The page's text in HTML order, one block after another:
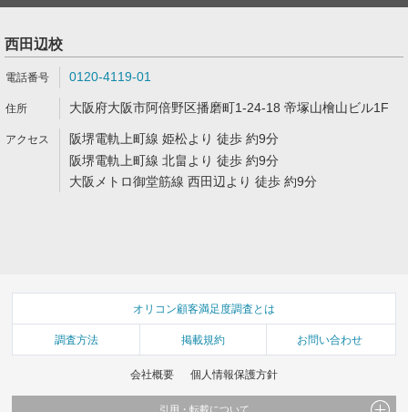
西田辺校
0120-4119-01
大阪府大阪市阿倍野区播磨町1-24-18 帝塚山檜山ビル1F
阪堺電軌上町線 姫松より 徒歩 約9分
阪堺電軌上町線 北畠より 徒歩 約9分
大阪メトロ御堂筋線 西田辺より 徒歩 約9分
オリコン顧客満足度調査とは
調査方法 掲載規約 お問い合わせ
会社概要 個人情報保護方針
引用・転載について